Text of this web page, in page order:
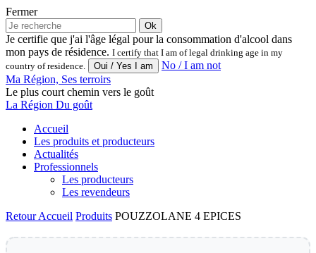
Fermer
Ok
Je certifie que j'ai l'âge légal pour la consommation d'alcool dans
mon pays de résidence. I certify that I am of legal drinking age in my
country of residence.
No / I am not
Ma Région, Ses terroirs
Le plus court chemin vers le goût
La Région Du goût
Accueil
Les produits et producteurs
Actualités
Professionnels
Les producteurs
Les revendeurs
RetourAccueil Produits POUZZOLANE 4 EPICES